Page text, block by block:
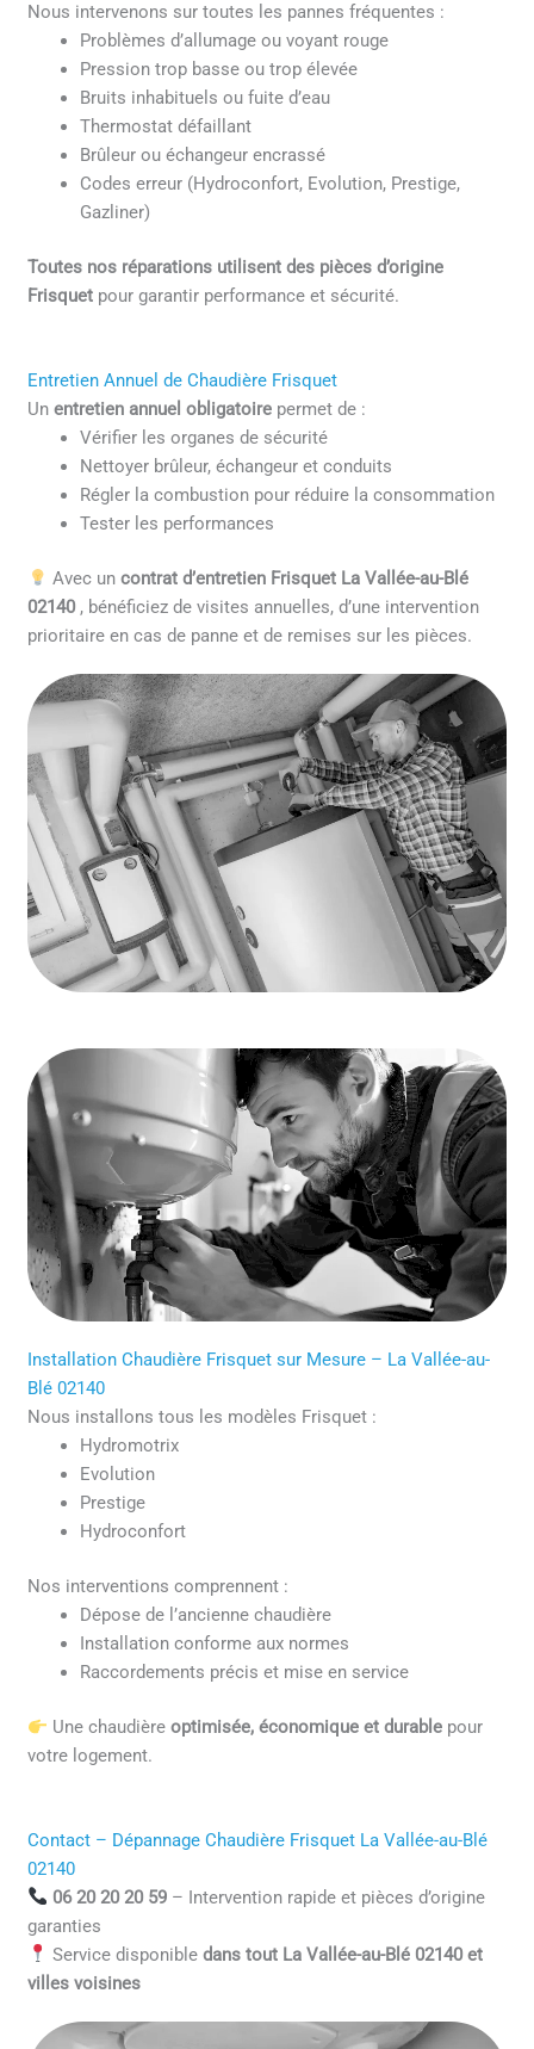
Nous intervenons sur toutes les pannes fréquentes :
Problèmes d’allumage ou voyant rouge
Pression trop basse ou trop élevée
Bruits inhabituels ou fuite d’eau
Thermostat défaillant
Brûleur ou échangeur encrassé
Codes erreur (Hydroconfort, Evolution, Prestige,
Gazliner)
Toutes nos réparations utilisent des pièces d’origine
Frisquet pour garantir performance et sécurité.
Entretien Annuel de Chaudière Frisquet
Unentretien annuel obligatoire permet de :
Vérifier les organes de sécurité
Nettoyer brûleur, échangeur et conduits
Régler la combustion pour réduire la consommation
Tester les performances
Avec un contrat d’entretien Frisquet La Vallée-au-Blé
02140 , bénéficiez de visites annuelles, d’une intervention
prioritaire en cas de panne et de remises sur les pièces.
Installation Chaudière Frisquet sur Mesure – La Vallée-au-
Blé 02140
Nous installons tous les modèles Frisquet :
Hydromotrix
Evolution
Prestige
Hydroconfort
Nos interventions comprennent :
Dépose de l’ancienne chaudière
Installation conforme aux normes
Raccordements précis et mise en service
Une chaudière optimisée, économique et durablepour
votre logement.
Contact – Dépannage Chaudière Frisquet La Vallée-au-Blé
02140
06 20 20 20 59– Intervention rapide et pièces d’origine
garanties
Service disponible dans tout La Vallée-au-Blé 02140 et
villes voisines